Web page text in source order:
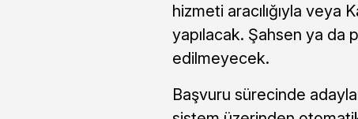
hizmeti aracılığıyla veya
yapılacak. Şahsen ya da
edilmeyecek.
Başvuru sürecinde